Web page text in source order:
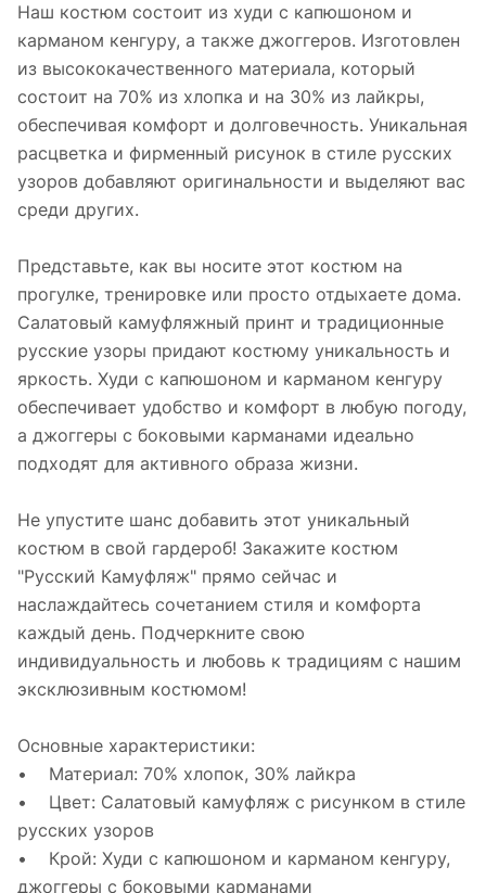
Наш костюм состоит из худи с капюшоном и
карманом кенгуру, а также джоггеров. Изготовлен
из высококачественного материала, который
состоит на 70% из хлопка и на 30% из лайкры,
обеспечивая комфорт и долговечность. Уникальная
расцветка и фирменный рисунок в стиле русских
узоров добавляют оригинальности и выделяют вас
среди других.
Представьте, как вы носите этот костюм на
прогулке, тренировке или просто отдыхаете дома.
Салатовый камуфляжный принт и традиционные
русские узоры придают костюму уникальность и
яркость. Худи с капюшоном и карманом кенгуру
обеспечивает удобство и комфорт в любую погоду,
а джоггеры с боковыми карманами идеально
подходят для активного образа жизни.
Не упустите шанс добавить этот уникальный
костюм в свой гардероб! Закажите костюм
"Русский Камуфляж" прямо сейчас и
наслаждайтесь сочетанием стиля и комфорта
каждый день. Подчеркните свою
индивидуальность и любовь к традициям с нашим
эксклюзивным костюмом!
Основные характеристики:
• Материал: 70% хлопок, 30% лайкра
• Цвет: Салатовый камуфляж с рисунком в стиле
русских узоров
• Крой: Худи с капюшоном и карманом кенгуру,
джоггеры с боковыми карманами